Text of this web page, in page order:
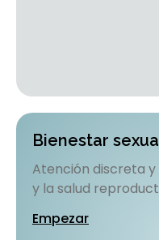
Bienestar
Atención discreta
y la salud
Empezar